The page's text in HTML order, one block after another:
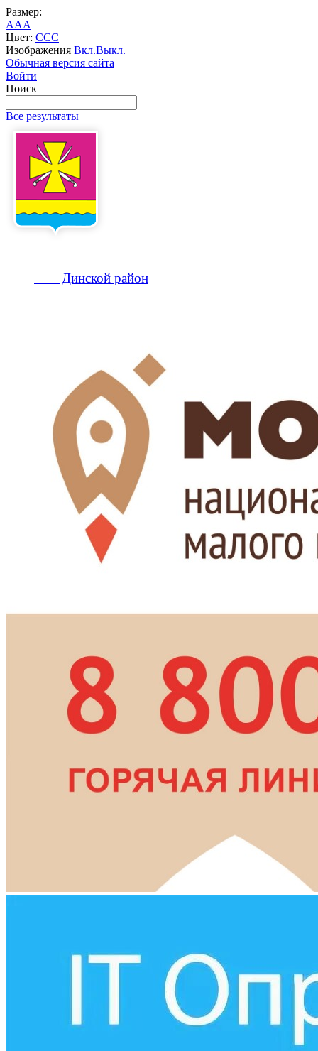
Размер:
AAA
Цвет: CCC
Изображения Вкл.Выкл.
Обычная версия сайта
Войти
Поиск
Все результаты
Динской район